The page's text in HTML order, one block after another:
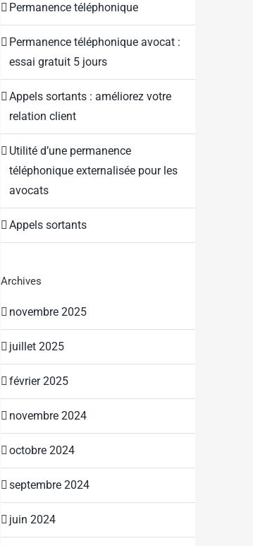
Permanence téléphonique
Permanence téléphonique avocat :
essai gratuit 5 jours
Appels sortants : améliorez votre
relation client
Utilité d’une permanence
téléphonique externalisée pour les
avocats
Appels sortants
Archives
novembre 2025
juillet 2025
février 2025
novembre 2024
octobre 2024
septembre 2024
juin 2024